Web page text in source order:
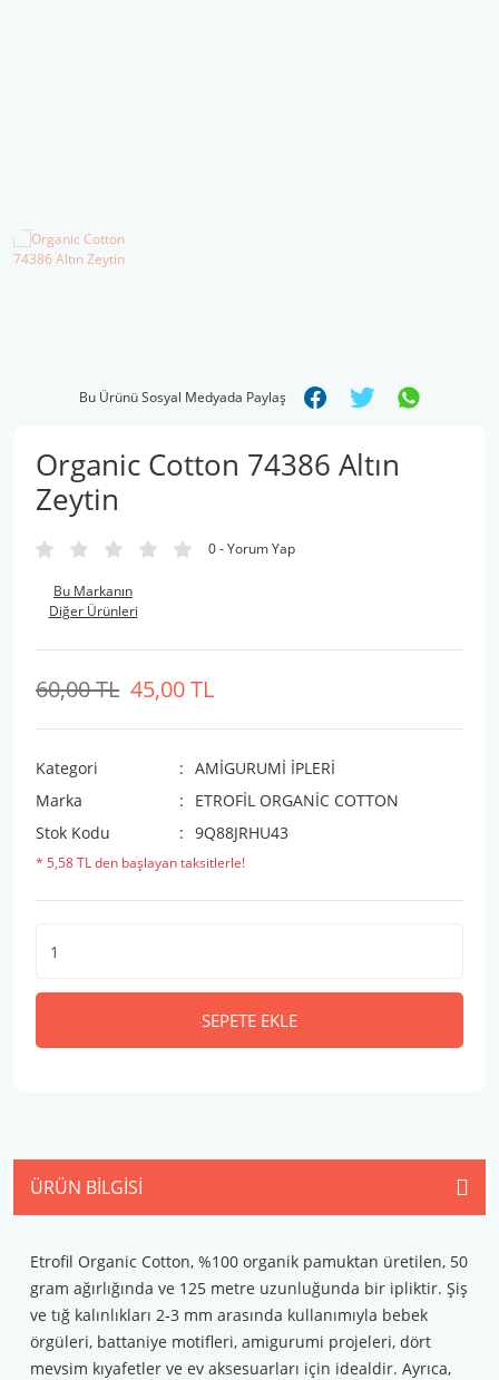
Bu Ürünü Sosyal Medyada Paylaş
Organic Cotton 74386 Altın
Zeytin
0 - Yorum Yap
Bu Markanın
Diğer Ürünleri
45,00 TL
60,00 TL
Kategori
AMİGURUMİ İPLERİ
Marka
ETROFİL ORGANİC COTTON
Stok Kodu
9Q88JRHU43
* 5,58 TL den başlayan taksitlerle!
SEPETE EKLE
ÜRÜN BILGISI
Etrofil Organic Cotton, %100 organik pamuktan üretilen, 50
gram ağırlığında ve 125 metre uzunluğunda bir ipliktir. Şiş
ve tığ kalınlıkları 2-3 mm arasında kullanımıyla bebek
örgüleri, battaniye motifleri, amigurumi projeleri, dört
mevsim kıyafetler ve ev aksesuarları için idealdir. Ayrıca,